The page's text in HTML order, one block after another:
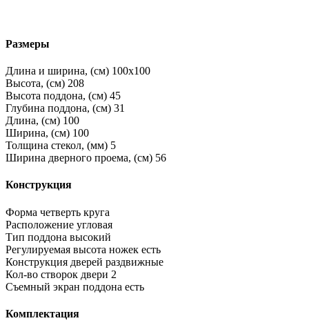
Размеры
Длина и ширина, (см) 100x100
Высота, (см) 208
Высота поддона, (см) 45
Глубина поддона, (см) 31
Длина, (см) 100
Ширина, (см) 100
Толщина стекол, (мм) 5
Ширина дверного проема, (см) 56
Конструкция
Форма четверть круга
Расположение угловая
Тип поддона высокий
Регулируемая высота ножек есть
Конструкция дверей раздвижные
Кол-во створок двери 2
Съемный экран поддона есть
Комплектация